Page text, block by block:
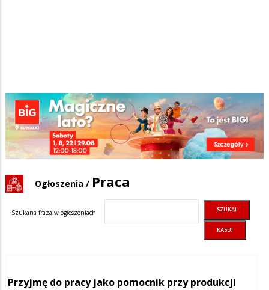
Ogłoszenia / Praca
Szukana fraza w ogłoszeniach
Przyjmę do pracy jako pomocnik przy produkcji